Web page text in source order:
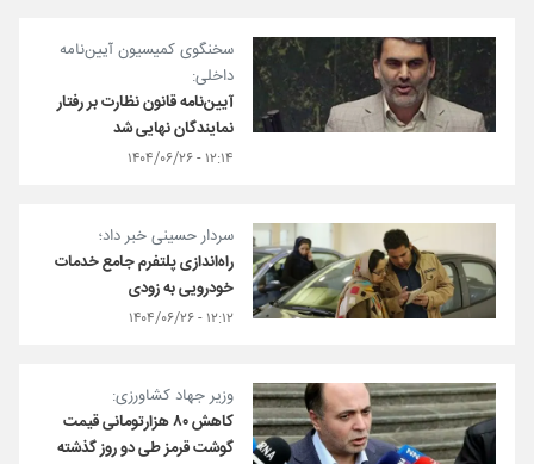
سخنگوی کمیسیون آیین‌نامه
داخلی:
آیین‌نامه قانون نظارت بر رفتار
نمایندگان نهایی شد
۱۲:۱۴ - ۱۴۰۴/۰۶/۲۶
سردار حسینی خبر داد؛
راه‌اندازی پلتفرم جامع خدمات
خودرویی به زودی
۱۲:۱۲ - ۱۴۰۴/۰۶/۲۶
وزیر جهاد کشاورزی:
کاهش ۸۰ هزارتومانی قیمت
گوشت قرمز طی دو روز گذشته